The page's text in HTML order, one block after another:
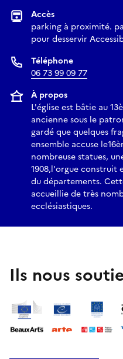
Accès
parking à proximité.
pour desservir
Téléphone
06 73 99 09 77
À propos
L'église est bâtie au
ancienne sous le
gardé que quelques
ensemble accuse
nombreuse statues,
1908,l'orgue construit
du départements.
accueillie de très
ecclésiastiques.
Ils nous